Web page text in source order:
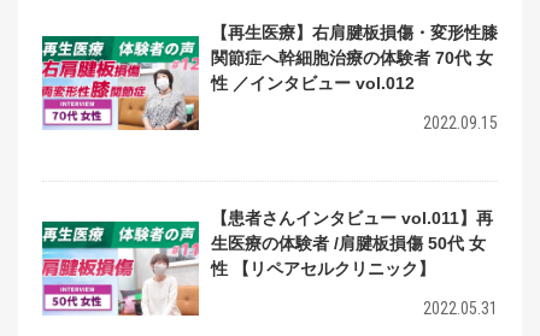
【再生医療】右肩腱板損傷・変形性膝
関節症へ幹細胞治療の体験者 70代 女
性 ／インタビュー vol.012
2022.09.15
【患者さんインタビュー vol.011】再
生医療の体験者 /肩腱板損傷 50代 女
性 【リペアセルクリニック】
2022.05.31